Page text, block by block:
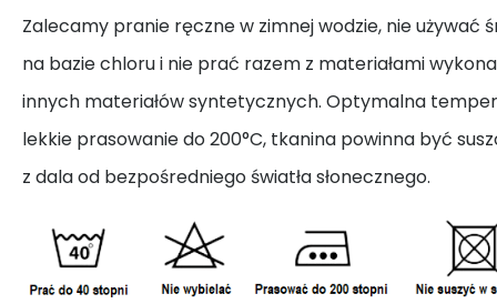
Zalecamy pranie ręczne w zimnej wodzie, nie używać
na bazie chloru i nie prać razem z materiałami
innych materiałów syntetycznych. Optymalna
lekkie prasowanie do 200°C, tkanina powinna być
z dala od bezpośredniego światła słonecznego.